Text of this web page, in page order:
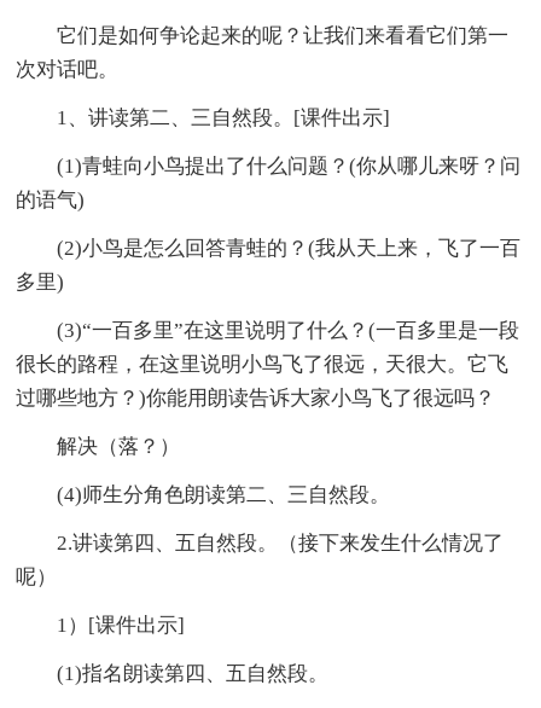
它们是如何争论起来的呢？让我们来看看它们第一
次对话吧。
1、讲读第二、三自然段。[课件出示]
(1)青蛙向小鸟提出了什么问题？(你从哪儿来呀？问
的语气)
(2)小鸟是怎么回答青蛙的？(我从天上来，飞了一百
多里)
(3)“一百多里”在这里说明了什么？(一百多里是一段
很长的路程，在这里说明小鸟飞了很远，天很大。它飞
过哪些地方？)你能用朗读告诉大家小鸟飞了很远吗？
解决（落？）
(4)师生分角色朗读第二、三自然段。
2.讲读第四、五自然段。（接下来发生什么情况了
呢）
1）[课件出示]
(1)指名朗读第四、五自然段。